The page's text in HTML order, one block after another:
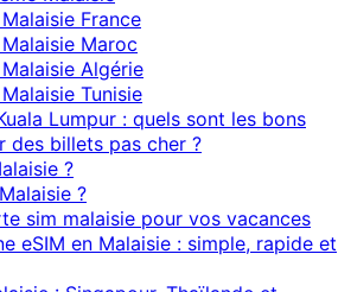
France
Maroc
Algérie
Tunisie
Lumpur : quels sont les bons
des billets pas cher ?
?
?
sim malaisie pour vos vacances
eSIM en Malaisie : simple, rapide et